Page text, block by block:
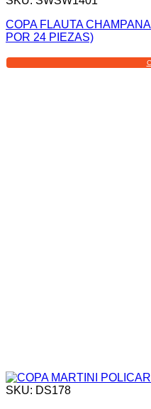
COPA FLAUTA
POR 24 PIEZAS)
SKU: DS178